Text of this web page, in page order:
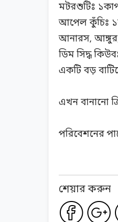
মটরশুটিঃ
আপেল কুঁচিঃ
আনারস,
ডিম সিদ্ধ
একটি বড়
এখন বানানো
পরিবেশনের
শেয়ার করুন